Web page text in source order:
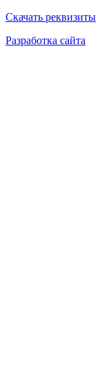
Скачать реквизиты
Разработка сайта